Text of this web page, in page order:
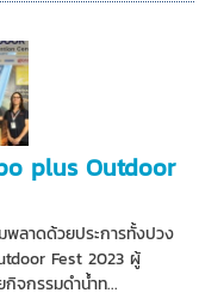
plus Outdoor
ลาดด้วยประการทั้งปวง
Fest 2023 ผู้
จกรรมดำน้ำท...